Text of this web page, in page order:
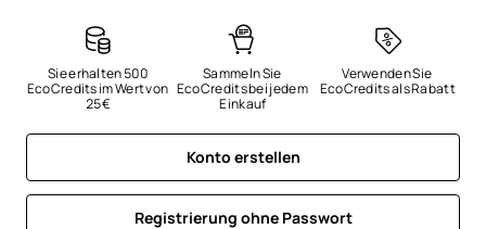
Sie erhalten 500
EcoCredits im Wert von
25 €
Sammeln Sie
EcoCredits bei jedem
Einkauf
Verwenden Sie
EcoCredits als Rabatt
Konto erstellen
Registrierung ohne Passwort